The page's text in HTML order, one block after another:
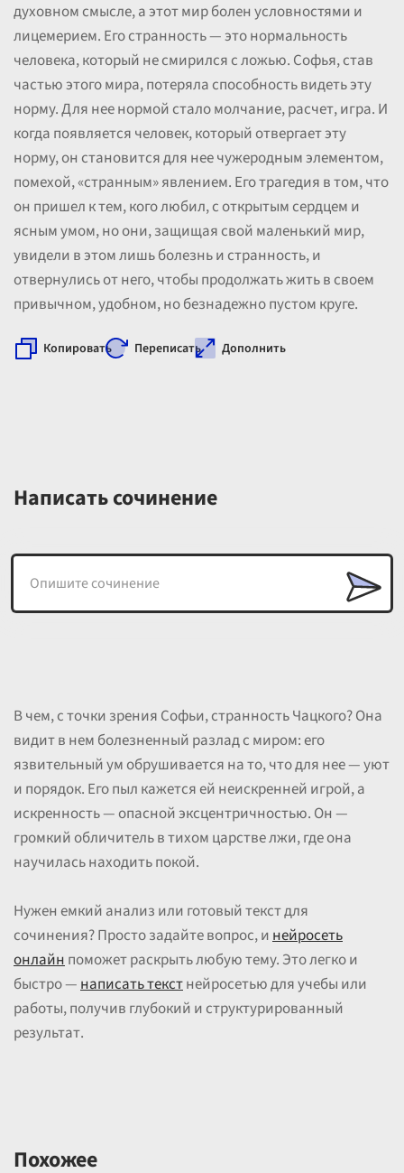
духовном смысле, а этот мир болен условностями и
лицемерием. Его странность — это нормальность
человека, который не смирился с ложью. Софья, став
частью этого мира, потеряла способность видеть эту
норму. Для нее нормой стало молчание, расчет, игра. И
когда появляется человек, который отвергает эту
норму, он становится для нее чужеродным элементом,
помехой, «странным» явлением. Его трагедия в том, что
он пришел к тем, кого любил, с открытым сердцем и
ясным умом, но они, защищая свой маленький мир,
увидели в этом лишь болезнь и странность, и
отвернулись от него, чтобы продолжать жить в своем
привычном, удобном, но безнадежно пустом круге.
Копировать Переписать Дополнить
Написать сочинение
В чем, с точки зрения Софьи, странность Чацкого? Она
видит в нем болезненный разлад с миром: его
язвительный ум обрушивается на то, что для нее — уют
и порядок. Его пыл кажется ей неискренней игрой, а
искренность — опасной эксцентричностью. Он —
громкий обличитель в тихом царстве лжи, где она
научилась находить покой.
Нужен емкий анализ или готовый текст для
сочинения? Просто задайте вопрос, инейросеть
онлайнпоможет раскрыть любую тему. Это легко и
быстро —написать текстнейросетью для учебы или
работы, получив глубокий и структурированный
результат.
Похожее